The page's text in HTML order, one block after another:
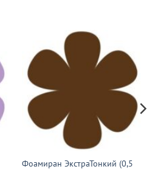
Фоамиран ЭкстраТонкий (0,5